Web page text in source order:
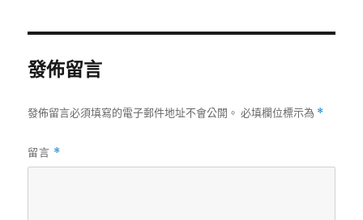
發佈留言
發佈留言必須填寫的電子郵件地址不會公開。 必填欄位標示為 *
留言 *